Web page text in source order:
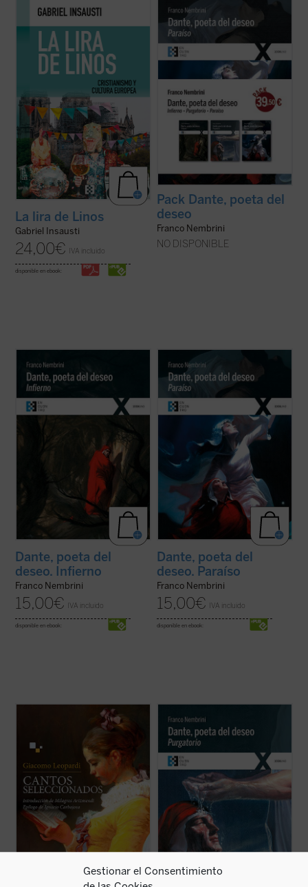
Gestionar el Consentimiento
Dostoievski, Tolkien, y películas como
autor de este ensayo —construido a partir
de la imagen de Linos— reflexionar en
torno a la teología que se ... (ver ficha)
La lira de Linos
Gabriel Insausti
24,00€ IVA incluido
disponible en ebook:
Infierno, Purgatorio
relectura que hace Franco Nembrini del
viaje emprendido por Dante en
la experiencia ...
Pack Dante, poeta del
deseo
Franco Nembrini
NO DISPONIBLE
Franco Nembrini dobre la
Comedia>/i>, centrada en los cantos de la
parte delInfierno
a unos pocos elegidos, sino ...
(ver ficha)
Dante, poeta del
deseo. Infierno
Franco Nembrini
15,00€ IVA incluido
disponible en ebook:
de la lectura del mismo que nos ofrece
Franco Nembrini, se nos presenta presenta
el Paraíso como el canto de la plenitud final,
verdadera. Una vida que, en los ...
(ver
ficha)
Dante, poeta del
deseo. Paraíso
Franco Nembrini
15,00€ IVA incluido
disponible en ebook:
Esta selección de Leopardi propone al
lector, a través de la introducción de la
profesora Milagros Arizmendi y del ensayo
conclusivo del catedrático de literatura
bíblica Ignacio Carbajosa, una original
mirada sobre la obra del poeta de ...(ver
ficha)
por laDivina Comedia
Nembrini nos descubre el valor y el interés
de esta obra maestra para el hombre de
hoy, mostrándonos que estamos ante un
texto vivo que dialoga con el ...
(ver ficha)